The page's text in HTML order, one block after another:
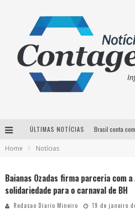
ÚLTIMAS NOTÍCIAS
Home Notícias
Baianas Ozadas firma parceria com
solidariedade para o carnaval de BH
Redacao Diario Mineiro 19 de janeiro